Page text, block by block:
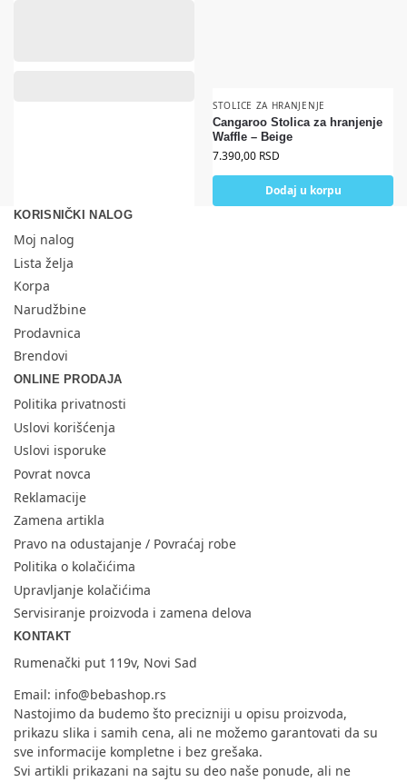
STOLICE ZA HRANJENJE
Cangaroo Stolica za hranjenje
Waffle – Beige
7.390,00 RSD
Dodaj u korpu
KORISNIČKI NALOG
Moj nalog
Lista želja
Korpa
Narudžbine
Prodavnica
Brendovi
ONLINE PRODAJA
Politika privatnosti
Uslovi korišćenja
Uslovi isporuke
Povrat novca
Reklamacije
Zamena artikla
Pravo na odustajanje / Povraćaj robe
Politika o kolačićima
Upravljanje kolačićima
Servisiranje proizvoda i zamena delova
KONTAKT
Rumenački put 119v, Novi Sad
Email: info@bebashop.rs
Nastojimo da budemo što precizniji u opisu proizvoda,
prikazu slika i samih cena, ali ne možemo garantovati da su
sve informacije kompletne i bez grešaka.
Svi artikli prikazani na sajtu su deo naše ponude, ali ne